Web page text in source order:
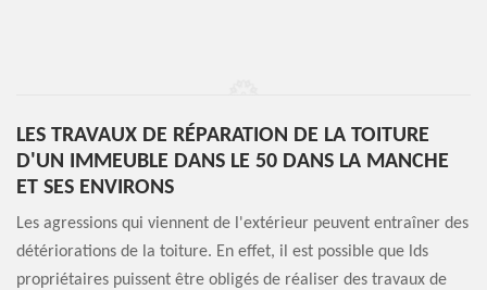
LES TRAVAUX DE RÉPARATION DE LA TOITURE
D'UN IMMEUBLE DANS LE 50 DANS LA MANCHE
ET SES ENVIRONS
Les agressions qui viennent de l'extérieur peuvent entraîner des
détériorations de la toiture. En effet, il est possible que lds
propriétaires puissent être obligés de réaliser des travaux de